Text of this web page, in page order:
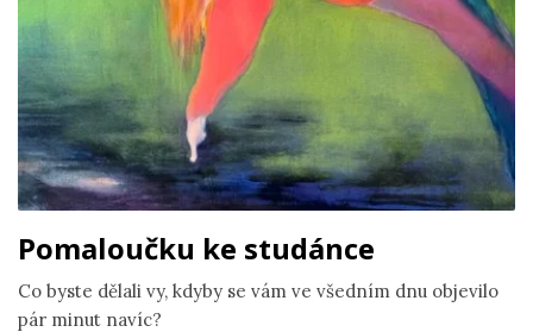
Pomaloučku ke studánce
Co byste dělali vy, kdyby se vám ve všedním dnu objevilo
pár minut navíc?